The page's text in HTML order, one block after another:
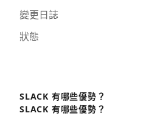
變更日誌
狀態
SLACK 有哪些優勢？
SLACK 有哪些優勢？